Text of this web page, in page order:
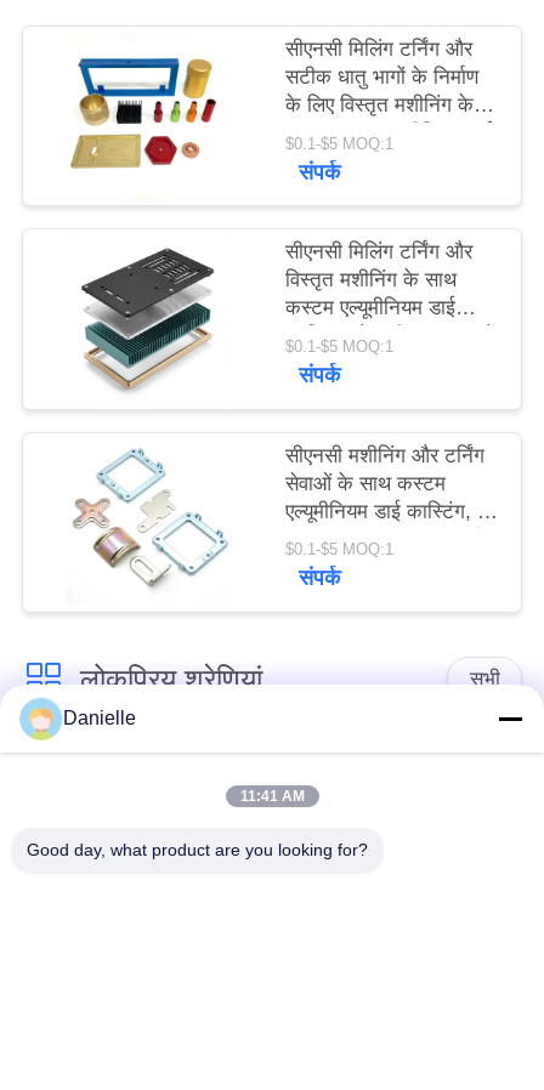
PRIVACY
POLICY
सीएनसी मिलिंग टर्निंग और
सटीक धातु भागों के निर्माण
के लिए विस्तृत मशीनिंग के
साथ कस्टम एल्यूमीनियम डाई
कास्टिंग
$0.1-$5 MOQ:1
संपर्क
सीएनसी मिलिंग टर्निंग और
विस्तृत मशीनिंग के साथ
कस्टम एल्यूमीनियम डाई
कास्टिंग जो सटीक धातु भागों
का निर्माण प्रदान करती है
$0.1-$5 MOQ:1
संपर्क
सीएनसी मशीनिंग और टर्निंग
सेवाओं के साथ कस्टम
एल्यूमीनियम डाई कास्टिंग, जो
विस्तृत कारीगरी और प्रदर्शन
के साथ सटीक धातु भाग
$0.1-$5 MOQ:1
संपर्क
लोकप्रिय श्रेणियां सभी
एल्यूमीनियम कास्टिंग
एल्यूमीनियम सीएनसी
Danielle
11:41 AM
Good day, what product are you looking for?